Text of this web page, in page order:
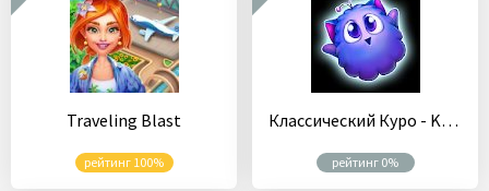
Traveling Blast
рейтинг 100%
Классический Куро - Kuros Classic
рейтинг 0%